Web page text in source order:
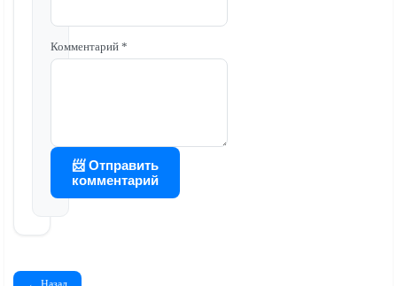
Комментарий *
📨 Отправить
комментарий